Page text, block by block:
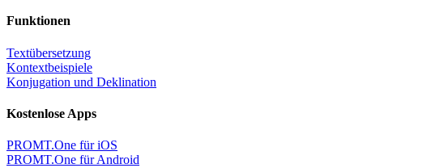
Funktionen
Textübersetzung
Kontextbeispiele
Konjugation und Deklination
Kostenlose Apps
PROMT.One für iOS
PROMT.One für Android